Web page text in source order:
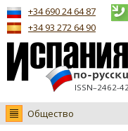
ISSN–2462-
+34 690 24 64 87
+34 93 272 64 90
Общество
Новости